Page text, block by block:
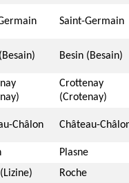
Saint-Germain
Besin (Besain)
Crottenay
(Crotenay)
Châlon Château-
Plasne
Roche